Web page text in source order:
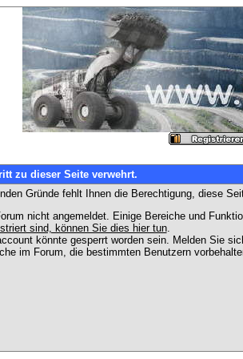
zu dieser Seite verwehrt.
Gründe fehlt Ihnen die Berechtigung, diese
nicht angemeldet. Einige Bereiche und
sind, können Sie dies hier tun.
könnte gesperrt worden sein. Melden Sie
im Forum, die bestimmten Benutzern